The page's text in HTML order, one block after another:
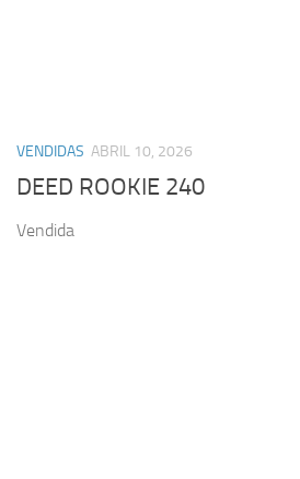
VENDIDAS ABRIL 10, 2026
DEED ROOKIE 240
Vendida